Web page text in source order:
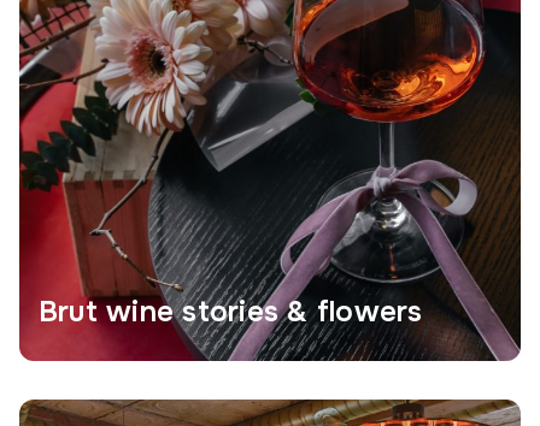
Brut wine stories & flowers